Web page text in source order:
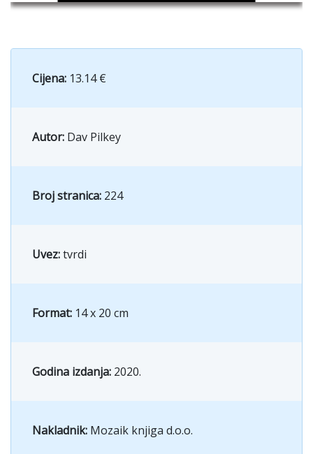
Cijena: 13.14 €
Autor: Dav Pilkey
Broj stranica: 224
Uvez:tvrdi
Format: 14 x 20 cm
Godina izdanja: 2020.
Nakladnik: Mozaik knjiga d.o.o.